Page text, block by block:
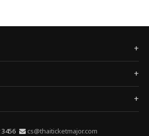
cs@thaiticketmajor.com